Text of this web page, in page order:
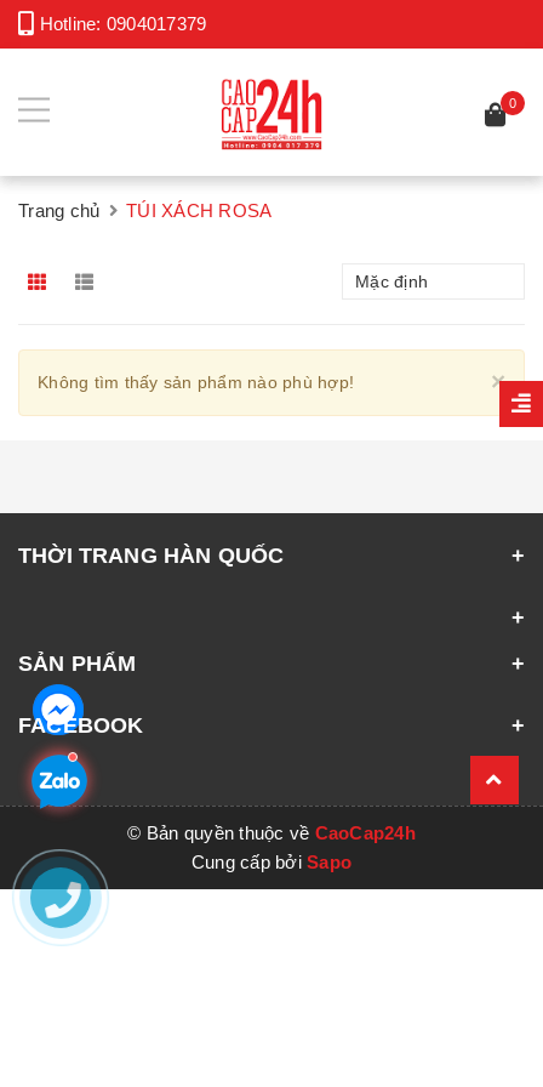
Hotline: 0904017379
0
Trang chủ TÚI XÁCH ROSA
Mặc định
×
Không tìm thấy sản phẩm nào phù hợp!
THỜI TRANG HÀN QUỐC
SẢN PHẨM
FACEBOOK
© Bản quyền thuộc về CaoCap24h
Cung cấp bởiSapo